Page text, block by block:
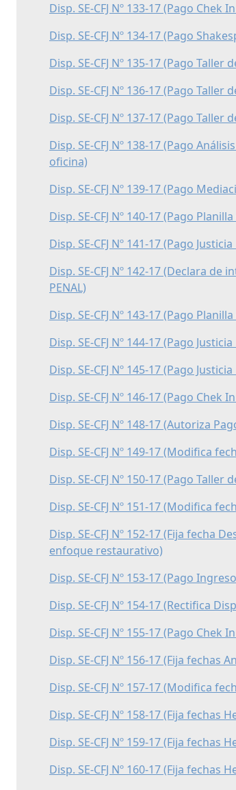
Disp. SE-CFJ Nº 133-17 (Pago Chek
Disp. SE-CFJ Nº 134-17 (Pago
Disp. SE-CFJ Nº 135-17 (Pago
Disp. SE-CFJ Nº 136-17 (Pago
Disp. SE-CFJ Nº 137-17 (Pago
Disp. SE-CFJ Nº 138-17 (Pago
oficina)
Disp. SE-CFJ Nº 139-17 (Pago
Disp. SE-CFJ Nº 140-17 (Pago
Disp. SE-CFJ Nº 141-17 (Pago
Disp. SE-CFJ Nº 142-17 (Declara de
PENAL)
Disp. SE-CFJ Nº 143-17 (Pago
Disp. SE-CFJ Nº 144-17 (Pago
Disp. SE-CFJ Nº 145-17 (Pago
Disp. SE-CFJ Nº 146-17 (Pago Chek
Disp. SE-CFJ Nº 148-17 (Autoriza
Disp. SE-CFJ Nº 149-17 (Modifica
Disp. SE-CFJ Nº 150-17 (Pago
Disp. SE-CFJ Nº 151-17 (Modifica
Disp. SE-CFJ Nº 152-17 (Fija fecha
enfoque restaurativo)
Disp. SE-CFJ Nº 153-17 (Pago
Disp. SE-CFJ Nº 154-17 (Rectifica
Disp. SE-CFJ Nº 155-17 (Pago Chek
Disp. SE-CFJ Nº 156-17 (Fija
Disp. SE-CFJ Nº 157-17 (Modifica
Disp. SE-CFJ Nº 158-17 (Fija
Disp. SE-CFJ Nº 159-17 (Fija
Disp. SE-CFJ Nº 160-17 (Fija